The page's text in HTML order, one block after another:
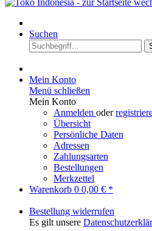
Suchen
Mein Konto
Menü schließen
Mein Konto
Anmelden oder
Übersicht
Persönliche Daten
Adressen
Zahlungsarten
Bestellungen
Merkzettel
Warenkorb 0 0,00 € *
Bestellung widerrufen
Es gilt unsere